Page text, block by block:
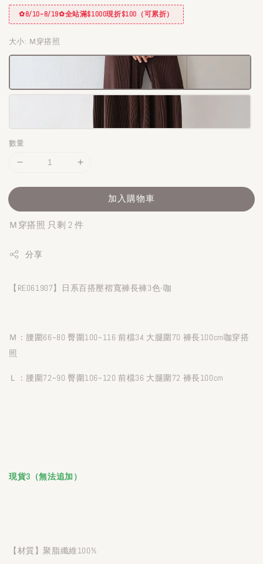
✿8/10~8/19✿全站滿$1000現折$100（可累折）
大小: Ｍ穿搭照
數量
加入購物車
Ｍ穿搭照 只剩 2 件
分享
【RE061907】日系百搭壓褶寬褲長褲3色-咖
Ｍ：腰圍66~80 臀圍100~116 前檔34 大腿圍70 褲長100cm咖穿搭
照
Ｌ：腰圍72~90 臀圍106~120 前檔36 大腿圍72 褲長100cm
現貨3（無法追加）
【材質】聚脂纖維100%